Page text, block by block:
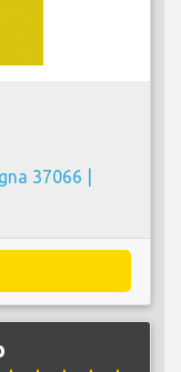
37066 |